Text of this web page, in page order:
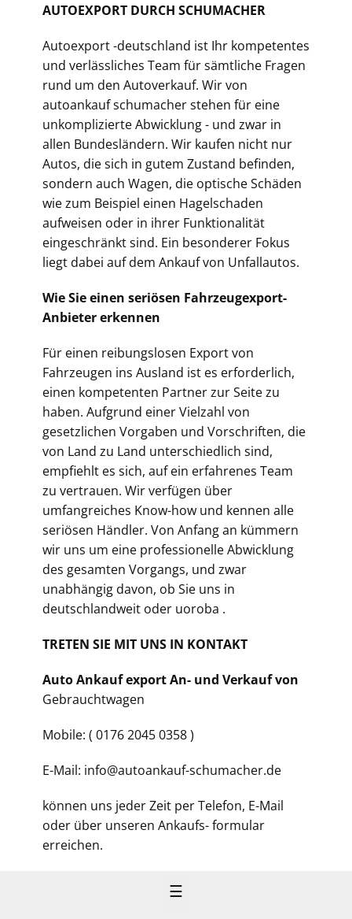
AUTOEXPORT DURCH SCHUMACHER
Autoexport -deutschland ist Ihr kompetentes
und verlässliches Team für sämtliche Fragen
rund um den Autoverkauf. Wir von
autoankauf schumacher stehen für eine
unkomplizierte Abwicklung - und zwar in
allen Bundesländern. Wir kaufen nicht nur
Autos, die sich in gutem Zustand befinden,
sondern auch Wagen, die optische Schäden
wie zum Beispiel einen Hagelschaden
aufweisen oder in ihrer Funktionalität
eingeschränkt sind. Ein besonderer Fokus
liegt dabei auf dem Ankauf von Unfallautos.
Wie Sie einen seriösen Fahrzeugexport-
Anbieter erkennen
Für einen reibungslosen Export von
Fahrzeugen ins Ausland ist es erforderlich,
einen kompetenten Partner zur Seite zu
haben. Aufgrund einer Vielzahl von
gesetzlichen Vorgaben und Vorschriften, die
von Land zu Land unterschiedlich sind,
empfiehlt es sich, auf ein erfahrenes Team
zu vertrauen. Wir verfügen über
umfangreiches Know-how und kennen alle
seriösen Händler. Von Anfang an kümmern
wir uns um eine professionelle Abwicklung
des gesamten Vorgangs, und zwar
unabhängig davon, ob Sie uns in
deutschlandweit oder uoroba .
TRETEN SIE MIT UNS IN KONTAKT
Auto Ankauf export An- und Verkauf von
Gebrauchtwagen
Mobile: ( 0176 2045 0358 )
E-Mail: info@autoankauf-schumacher.de
können uns jeder Zeit per Telefon, E-Mail
oder über unseren Ankaufs- formular
erreichen.
☰